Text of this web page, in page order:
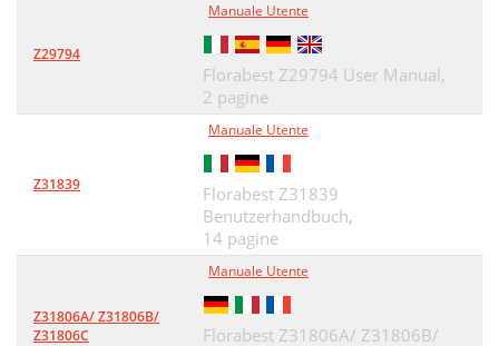
Z29794
Manuale Utente
Florabest Z29794 User Manual,
2 pagine
Z31839
Manuale Utente
Florabest Z31839
Benutzerhandbuch,
14 pagine
Z31806A/ Z31806B/
Z31806C
Manuale Utente
Florabest Z31806A/ Z31806B/